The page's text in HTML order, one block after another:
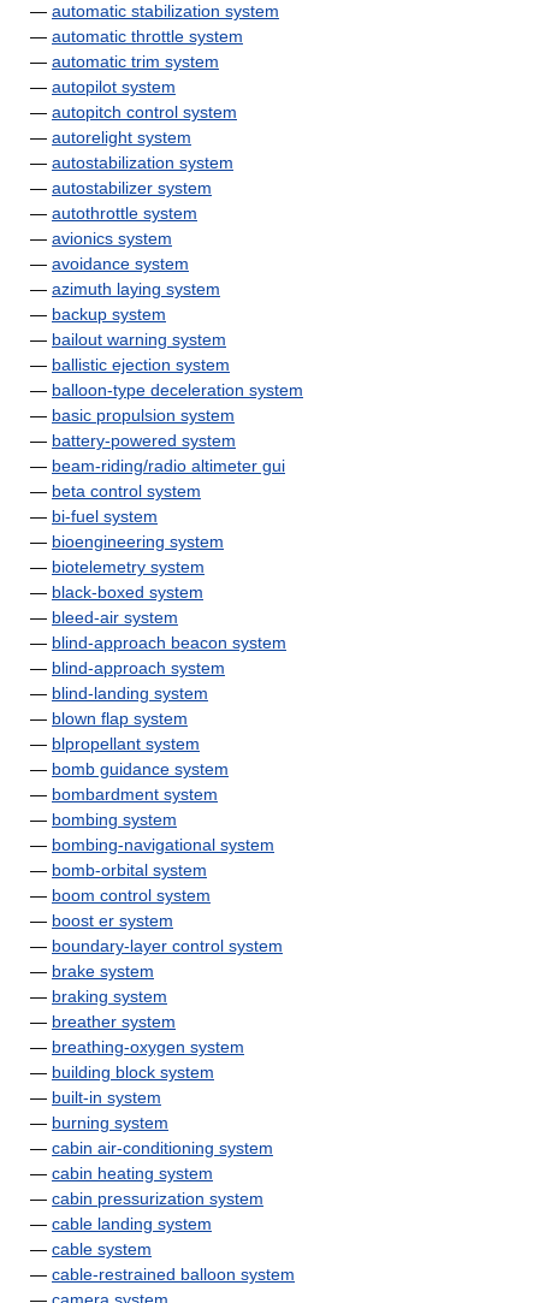
— automatic stabilization system
— automatic throttle system
— automatic trim system
— autopilot system
— autopitch control system
— autorelight system
— autostabilization system
— autostabilizer system
— autothrottle system
— avionics system
— avoidance system
— azimuth laying system
— backup system
— bailout warning system
— ballistic ejection system
— balloon-type deceleration system
— basic propulsion system
— battery-powered system
— beam-riding/radio altimeter gui
— beta control system
— bi-fuel system
— bioengineering system
— biotelemetry system
— black-boxed system
— bleed-air system
— blind-approach beacon system
— blind-approach system
— blind-landing system
— blown flap system
— blpropellant system
— bomb guidance system
— bombardment system
— bombing system
— bombing-navigational system
— bomb-orbital system
— boom control system
— boost er system
— boundary-layer control system
— brake system
— braking system
— breather system
— breathing-oxygen system
— building block system
— built-in system
— burning system
— cabin air-conditioning system
— cabin heating system
— cabin pressurization system
— cable landing system
— cable system
— cable-restrained balloon system